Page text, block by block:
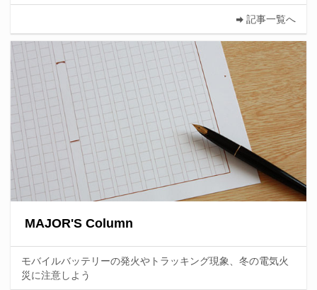
記事一覧へ
MAJOR'S Column
モバイルバッテリーの発火やトラッキング現象、冬の電気火
災に注意しよう